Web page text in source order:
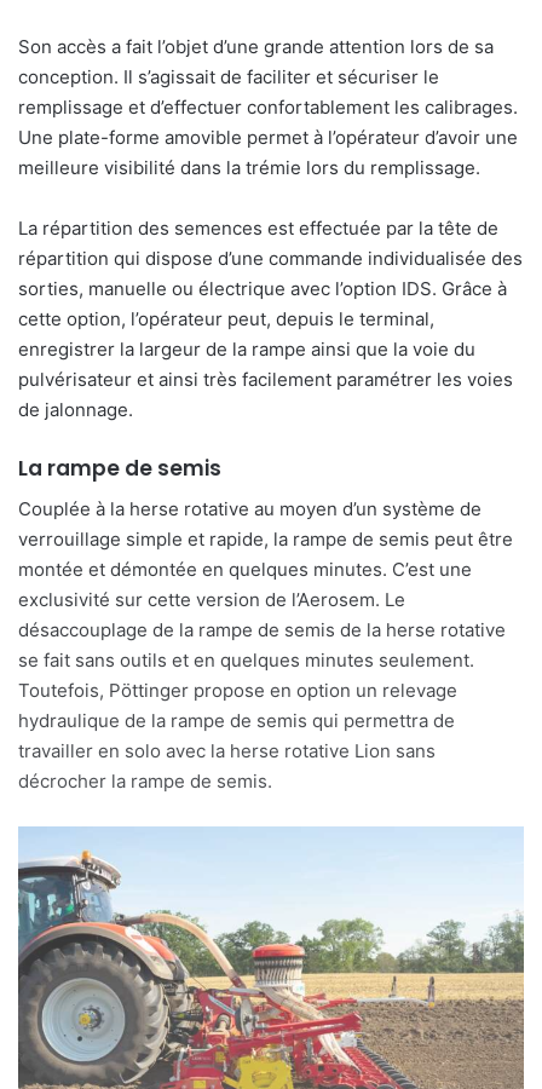
Son accès a fait l’objet d’une grande attention lors de sa
conception. Il s’agissait de faciliter et sécuriser le
remplissage et d’effectuer confortablement les calibrages.
Une plate-forme amovible permet à l’opérateur d’avoir une
meilleure visibilité dans la trémie lors du remplissage.
La répartition des semences est effectuée par la tête de
répartition qui dispose d’une commande individualisée des
sorties, manuelle ou électrique avec l’option IDS. Grâce à
cette option, l’opérateur peut, depuis le terminal,
enregistrer la largeur de la rampe ainsi que la voie du
pulvérisateur et ainsi très facilement paramétrer les voies
de jalonnage.
La rampe de semis
Couplée à la herse rotative au moyen d’un système de
verrouillage simple et rapide, la rampe de semis peut être
montée et démontée en quelques minutes. C’est une
exclusivité sur cette version de l’Aerosem. Le
désaccouplage de la rampe de semis de la herse rotative
se fait sans outils et en quelques minutes seulement.
Toutefois, Pöttinger propose en option un relevage
hydraulique de la rampe de semis qui permettra de
travailler en solo avec la herse rotative Lion sans
décrocher la rampe de semis.